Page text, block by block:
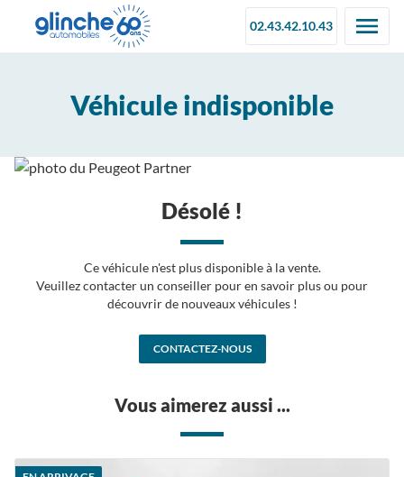
02.43.42.10.43
Véhicule indisponible
Désolé !
Ce véhicule n'est plus disponible à la vente.
Veuillez contacter un conseiller pour en savoir plus ou pour
découvrir de nouveaux véhicules !
CONTACTEZ-NOUS
Vous aimerez aussi ...